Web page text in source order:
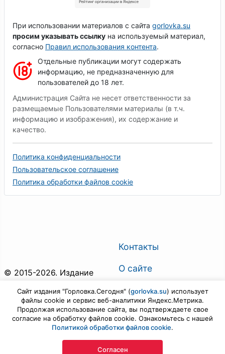
При использовании материалов с сайта gorlovka.su
просим указывать ссылку на используемый материал,
согласно Правил использования контента.
Отдельные публикации могут содержать
информацию, не предназначенную для
пользователей до 18 лет.
Администрация Сайта не несет ответственности за
размещаемые Пользователями материалы (в т.ч.
информацию и изображения), их содержание и
качество.
Политика конфиденциальности
Пользовательское соглашение
Политика обработки файлов cookie
© 2015-2026. Издание
права защищены.
Поиск по сайту
Контакты
О сайте
О газете
Предложить новость
Войти
Сайт издания "Горловка.Сегодня" (gorlovka.su) использует
файлы cookie и сервис веб-аналитики Яндекс.Метрика.
Продолжая использование сайта, вы подтверждаете свое
согласие на обработку файлов cookie. Ознакомьтесь с нашей
Политикой обработки файлов cookie.
Согласен